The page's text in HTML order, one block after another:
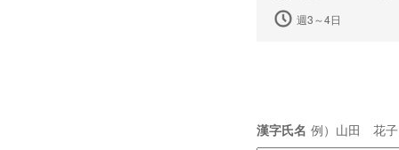
週3～4日
漢字氏名 例）山田 花子